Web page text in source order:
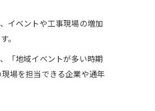
イベントや工事現場の増加
。
「地域イベントが多い時期
場を担当できる企業や通年